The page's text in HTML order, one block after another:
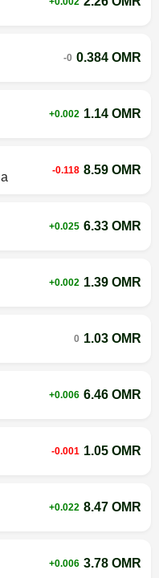
-0 0.384 OMR
+0.002 1.14 OMR
-0.118 8.59 OMR
+0.025 6.33 OMR
+0.002 1.39 OMR
0 1.03 OMR
+0.006 6.46 OMR
-0.001 1.05 OMR
+0.022 8.47 OMR
+0.006 3.78 OMR